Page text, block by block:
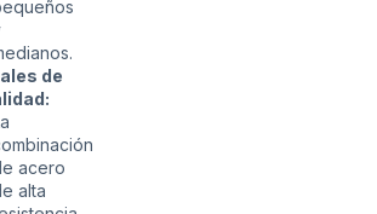
de
acero
alta